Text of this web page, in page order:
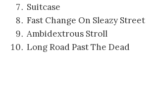
Suitcase
Fast Change On Sleazy Street
Ambidextrous Stroll
Long Road Past The Dead